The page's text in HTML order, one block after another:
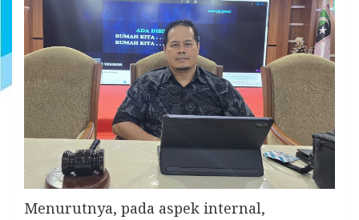
Menurutnya, pada aspek internal,